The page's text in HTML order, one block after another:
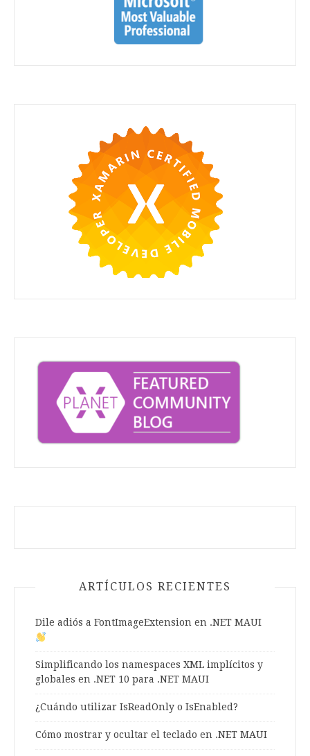
ARTÍCULOS RECIENTES
Dile adiós a FontImageExtension en .NET MAUI
Simplificando los namespaces XML implícitos y
globales en .NET 10 para .NET MAUI
¿Cuándo utilizar IsReadOnly o IsEnabled?
Cómo mostrar y ocultar el teclado en .NET MAUI